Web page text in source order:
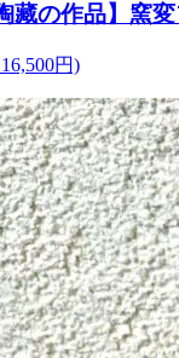
藏の作品】窯
円)